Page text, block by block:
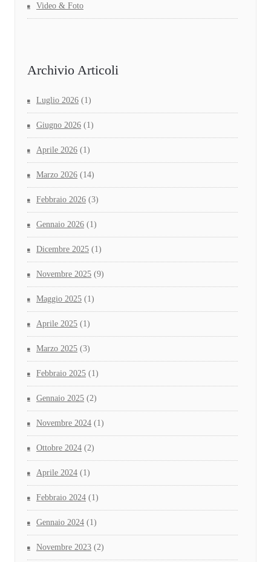
Video & Foto
Archivio Articoli
Luglio 2026 (1)
Giugno 2026 (1)
Aprile 2026 (1)
Marzo 2026 (14)
Febbraio 2026 (3)
Gennaio 2026 (1)
Dicembre 2025 (1)
Novembre 2025 (9)
Maggio 2025 (1)
Aprile 2025 (1)
Marzo 2025 (3)
Febbraio 2025 (1)
Gennaio 2025 (2)
Novembre 2024 (1)
Ottobre 2024 (2)
Aprile 2024 (1)
Febbraio 2024 (1)
Gennaio 2024 (1)
Novembre 2023 (2)